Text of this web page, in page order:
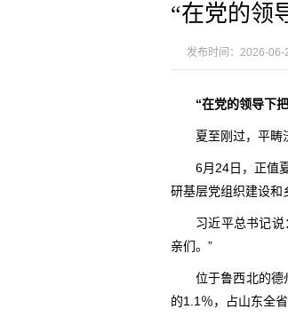
“在党的领
发布时间：2026-06-
“在党的领导下
夏至刚过，平畴
6月24日，正值
研基层党组织建设和
习近平总书记说
亲们。”
位于鲁西北的德
的1.1％，占山东全省